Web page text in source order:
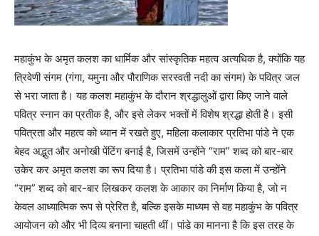
महाकुंभ के अमृत कलश का धार्मिक और सांस्कृतिक महत्व अत्यधिक है, क्योंकि यह
त्रिवेणी संगम (गंगा, यमुना और पौराणिक सरस्वती नदी का संगम) के पवित्र जल
से भरा जाता है। यह कलश महाकुंभ के दौरान श्रद्धालुओं द्वारा किए जाने वाले
पवित्र स्नान का प्रतीक है, और इसे लेकर भक्तों में विशेष श्रद्धा होती है। इसी
पवित्रता और महत्व को ध्यान में रखते हुए, महिला कलाकार प्रतिभा पांडे ने एक
बेहद अद्भुत और अनोखी पेंटिंग बनाई है, जिसमें उन्होंने “राम” शब्द को बार-बार
उकेर कर अमृत कलश का रूप दिया है। प्रतिभा पांडे की इस कला में उन्होंने
“राम” शब्द को बार-बार लिखकर कलश के आकार का निर्माण किया है, जो न
केवल आध्यात्मिक रूप से प्रेरित है, बल्कि इसके माध्यम से वह महाकुंभ के पवित्र
आयोजन को और भी दिव्य बनाना चाहती थीं। पांडे का मानना है कि इस तरह के